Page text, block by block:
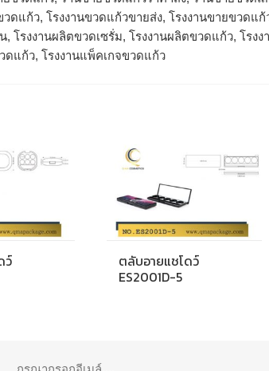
ดแก้ว, โรงงานขวดแก้วขายส่ง, โรงงานขายขวดแ
โรงงานผลิตขวดเซรั่ม, โรงงานผลิตขวดแก้ว, โรง
ดแก้ว, โรงงานแพ็คเกจขวดแก้ว
ว์
ตลับอายแชโดว์
ES2001D-5